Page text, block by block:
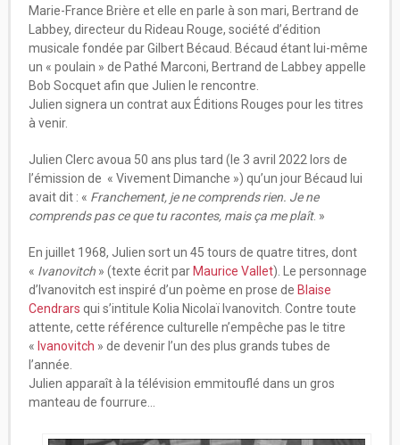
Marie-France Brière et elle en parle à son mari, Bertrand de
Labbey, directeur du Rideau Rouge, société d’édition
musicale fondée par Gilbert Bécaud. Bécaud étant lui-même
un « poulain » de Pathé Marconi, Bertrand de Labbey appelle
Bob Socquet afin que Julien le rencontre.
Julien signera un contrat aux Éditions Rouges pour les titres
à venir.
Julien Clerc avoua 50 ans plus tard (le 3 avril 2022 lors de
l’émission de « Vivement Dimanche ») qu’un jour Bécaud lui
avait dit : « Franchement, je ne comprends rien. Je ne
comprends pas ce que tu racontes, mais ça me plaît. »
En juillet 1968, Julien sort un 45 tours de quatre titres, dont
« Ivanovitch» (texte écrit parMaurice Vallet). Le personnage
d’Ivanovitch est inspiré d’un poème en prose de Blaise
Cendrars qui s’intitule Kolia Nicolaï Ivanovitch. Contre toute
attente, cette référence culturelle n’empêche pas le titre
« Ivanovitch » de devenir l’un des plus grands tubes de
l’année.
Julien apparaît à la télévision emmitouflé dans un gros
manteau de fourrure…